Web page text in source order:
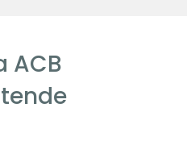
essas bancadas
e escalável,
estão em constante
ACB